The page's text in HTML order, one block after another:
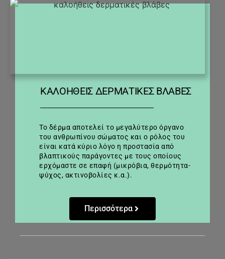
ΚΑΛΌΗΘΕΙΣ ΔΕΡΜΑΤΙΚΈΣ ΒΛΆΒΕΣ
Το δέρμα αποτελεί το μεγαλύτερο όργανο
του ανθρωπίνου σώματος και ο ρόλος του
είναι κατά κύριο λόγο η προστασία από
βλαπτικούς παράγοντες με τους οποίους
ερχόμαστε σε επαφή (μικρόβια, θερμότητα-
ψύχος, ακτινοβολίες κ.α.).
Περισσότερα